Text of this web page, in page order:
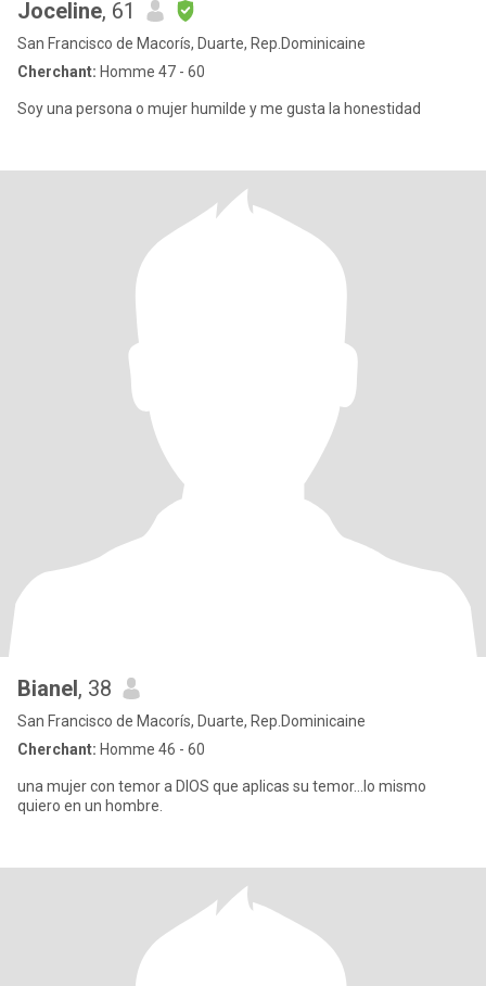
Joceline, 61
San Francisco de Macorís, Duarte, Rep.Dominicaine
Cherchant: Homme 47 - 60
Soy una persona o mujer humilde y me gusta la honestidad
Bianel, 38
San Francisco de Macorís, Duarte, Rep.Dominicaine
Cherchant: Homme 46 - 60
una mujer con temor a DIOS que aplicas su temor...lo mismo
quiero en un hombre.